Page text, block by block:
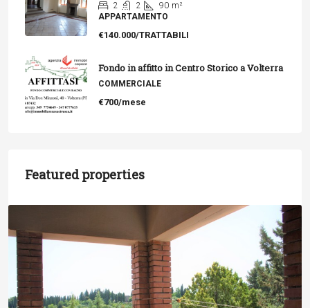
2 2 90 m²
APPARTAMENTO
€140.000/TRATTABILI
Fondo in affitto in Centro Storico a Volterra
COMMERCIALE
€700/mese
Featured properties